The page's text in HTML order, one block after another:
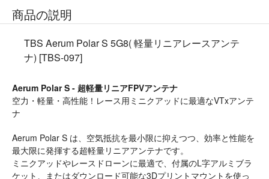
商品の説明
TBS Aerum Polar S 5G8( 軽量リニアレースアンテ
ナ) [TBS-097]
Aerum Polar S - 超軽量リニアFPVアンテナ
空力・軽量・高性能！レース用ミニクアッドに最適なVTxアンテ
ナ
Aerum Polar S は、空気抵抗を最小限に抑えつつ、効率と性能を
最大限に発揮する超軽量リニアアンテナです。
ミニクアッドやレースドローンに最適で、付属のL字アルミブラ
ケット、またはダウンロード可能な3Dプリントマウントを使っ